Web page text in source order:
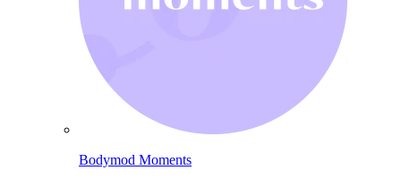
Bodymod Moments